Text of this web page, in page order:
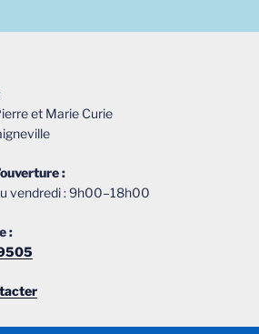
et Marie Curie
:
vendredi : 9h00–18h00
: